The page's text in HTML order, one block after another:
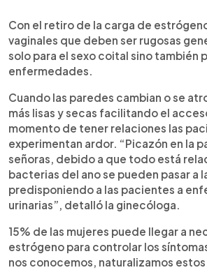
Con el retiro de la carga de
vaginales que deben ser rugosas
solo para el sexo coital sino también
enfermedades.
Cuando las paredes cambian o se
más lisas y secas facilitando el
momento de tener relaciones las
experimentan ardor. “Picazón en la
señoras, debido a que todo está
bacterias del ano se pueden pasar a
predisponiendo a las pacientes a
urinarias”, detalló la ginecóloga.
15% de las mujeres puede llegar a
estrógeno para controlar los
nos conocemos, naturalizamos